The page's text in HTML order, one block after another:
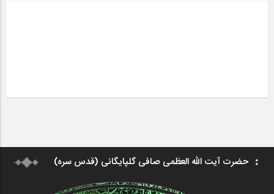
حضرت آیت الله العظمی صافی گلپایگانی (قدس سره)